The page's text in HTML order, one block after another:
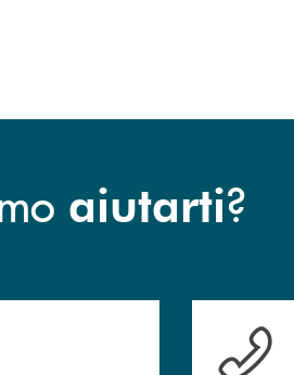
aiutarti?
filiali. Hai